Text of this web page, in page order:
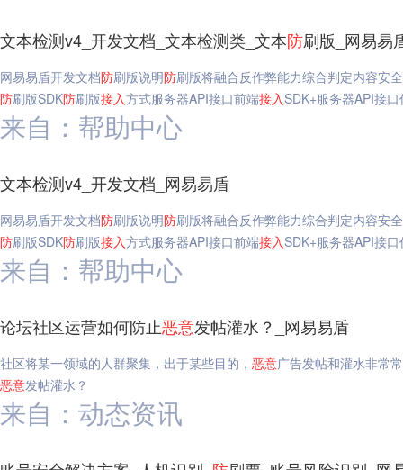
文本检测v4_开发文档_文本检测类_文本防刷版_网易易
网易易盾开发文档防刷版说明防刷版将融合反作弊能力综合判定内容安
防刷版SDK防刷版接入方式服务器API接口前端接入SDK+服务器API接
来自：帮助中心
文本检测v4_开发文档_网易易盾
网易易盾开发文档防刷版说明防刷版将融合反作弊能力综合判定内容安
防刷版SDK防刷版接入方式服务器API接口前端接入SDK+服务器API接
来自：帮助中心
论坛社区运营如何防止恶意发帖灌水？_网易易盾
社区将某一领域的人群聚集，出于某些目的， 恶意广告发帖和灌水非常
恶意发帖灌水？
来自：动态资讯